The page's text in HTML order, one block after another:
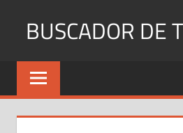
BUSCADOR DE
Identifica
Números
y